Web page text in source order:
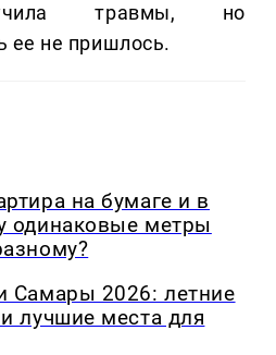
травмы, но
ее не пришлось.
на бумаге и в
одинаковые метры
Самары 2026: летние
лучшие места для